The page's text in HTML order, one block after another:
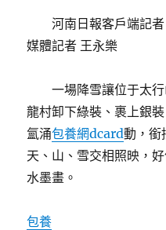
河南日報客戶端記
媒體記者 王永樂
一場降雪讓位于太
龍村卸下綠裝、裹上銀
氳涌包養網dcard動，銜
天、山、雪交相照映，
水墨畫。
包養